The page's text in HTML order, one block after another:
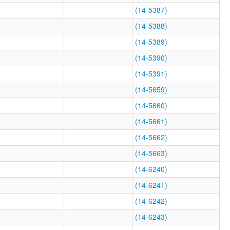
(14-5387)
(14-5388)
(14-5389)
(14-5390)
(14-5391)
(14-5659)
(14-5660)
(14-5661)
(14-5662)
(14-5663)
(14-6240)
(14-6241)
(14-6242)
(14-6243)